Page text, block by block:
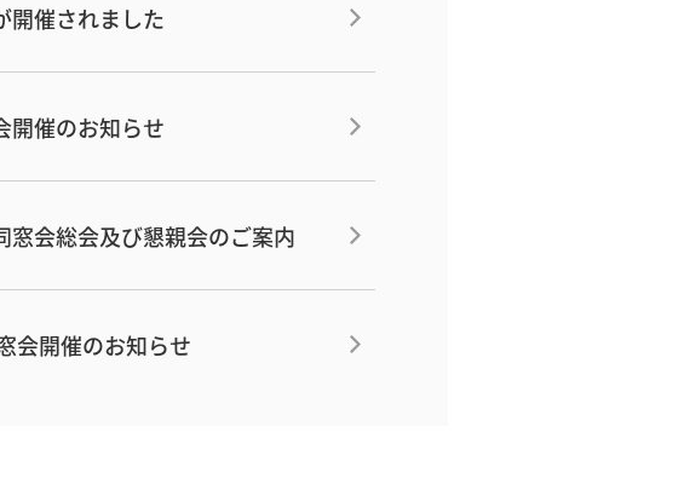
開催されました
開催のお知らせ
会総会及び懇親会のご案内
会開催のお知らせ